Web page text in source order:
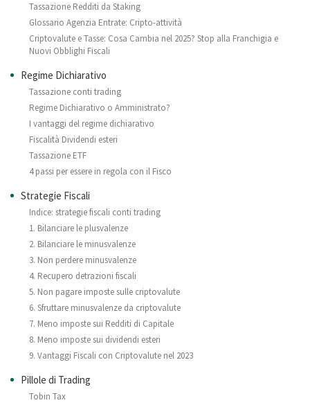
Tassazione Redditi da Staking
Glossario Agenzia Entrate: Cripto-attività
Criptovalute e Tasse: Cosa Cambia nel 2025? Stop alla Franchigia e
Nuovi Obblighi Fiscali
Regime Dichiarativo
Tassazione conti trading
Regime Dichiarativo o Amministrato?
I vantaggi del regime dichiarativo
Fiscalità Dividendi esteri
Tassazione ETF
4 passi per essere in regola con il Fisco
Strategie Fiscali
Indice: strategie fiscali conti trading
1. Bilanciare le plusvalenze
2. Bilanciare le minusvalenze
3. Non perdere minusvalenze
4. Recupero detrazioni fiscali
5. Non pagare imposte sulle criptovalute
6. Sfruttare minusvalenze da criptovalute
7. Meno imposte sui Redditi di Capitale
8. Meno imposte sui dividendi esteri
9. Vantaggi Fiscali con Criptovalute nel 2023
Pillole di Trading
Tobin Tax